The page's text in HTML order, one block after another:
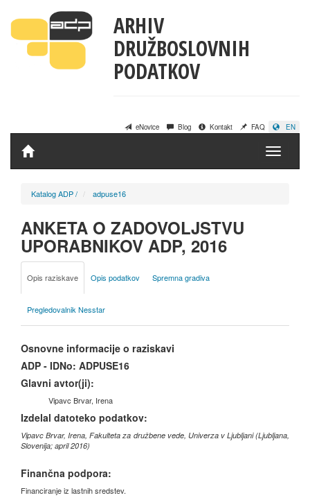
ARHIV
DRUŽBOSLOVNIH
PODATKOV
eNovice Blog Kontakt FAQ EN
Domov
Katalog ADP/ adpuse16
ANKETA O ZADOVOLJSTVU
UPORABNIKOV ADP, 2016
Opis raziskave Opis podatkov Spremna gradiva
Pregledovalnik Nesstar
Osnovne informacije o raziskavi
ADP - IDNo: ADPUSE16
Glavni avtor(ji):
Vipavc Brvar, Irena
Izdelal datoteko podatkov:
Vipavc Brvar, Irena, Fakulteta za družbene vede, Univerza v Ljubljani (Ljubljana,
Slovenija; april 2016)
Finančna podpora:
Financiranje iz lastnih sredstev.